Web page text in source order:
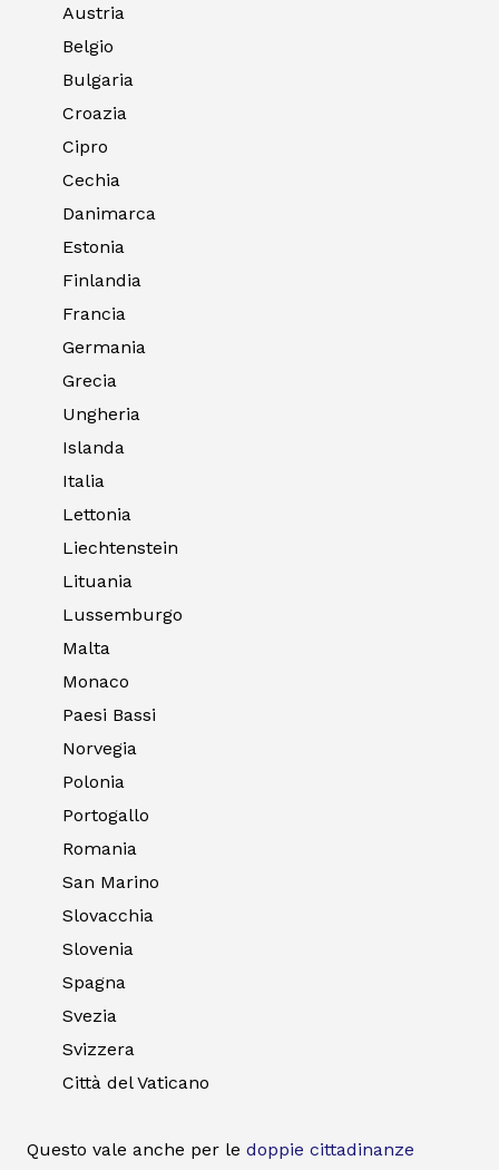
Austria
Belgio
Bulgaria
Croazia
Cipro
Cechia
Danimarca
Estonia
Finlandia
Francia
Germania
Grecia
Ungheria
Islanda
Italia
Lettonia
Liechtenstein
Lituania
Lussemburgo
Malta
Monaco
Paesi Bassi
Norvegia
Polonia
Portogallo
Romania
San Marino
Slovacchia
Slovenia
Spagna
Svezia
Svizzera
Città del Vaticano
Questo vale anche per le doppie cittadinanze